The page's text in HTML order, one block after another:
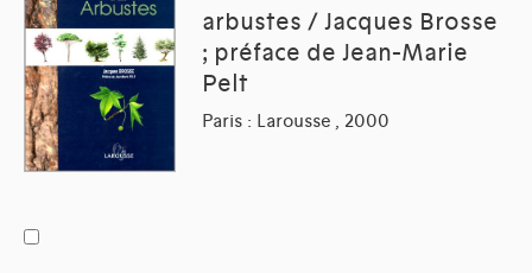
arbustes / Jacques Brosse
; préface de Jean-Marie
Pelt
Paris : Larousse , 2000